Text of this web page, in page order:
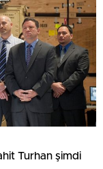
Turhan şimdi